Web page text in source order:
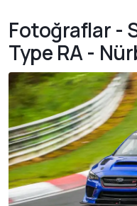
Fotoğraflar -
Type RA -